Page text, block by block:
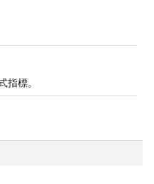
指標。